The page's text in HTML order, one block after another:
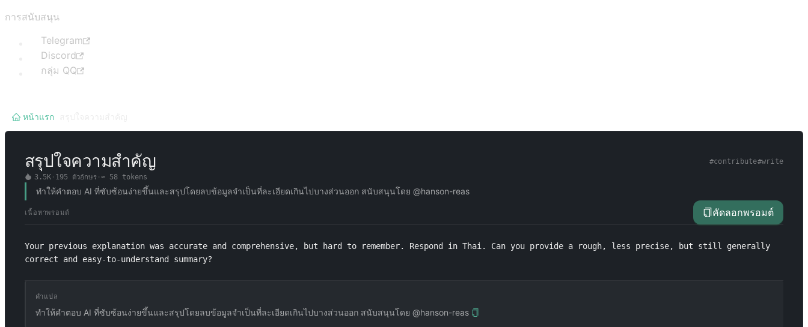
การสนับสนุน
Telegram
Discord
กลุ่ม QQ
หน้าแรก
สรุปใจความสำคัญ #contribute#write
3.5K· 195 ตัวอักษร· ≈ 58tokens
ทำให้คำตอบ AI ที่ซับซ้อนง่ายขึ้นและสรุปโดยลบข้อมูลจำเป็นที่ละเอียดเกินไปบางส่วนออก สนับสนุนโดย @hanson-reas
เนื้อหาพรอมต์ คัดลอกพรอมต์
Your previous explanation was accurate and comprehensive, but hard to remember. Respond in Thai. Can you provide a rough, less precise, but still generally
correct and easy-to-understand summary?
คำแปล
ทำให้คำตอบ AI ที่ซับซ้อนง่ายขึ้นและสรุปโดยลบข้อมูลจำเป็นที่ละเอียดเกินไปบางส่วนออก สนับสนุนโดย @hanson-reas